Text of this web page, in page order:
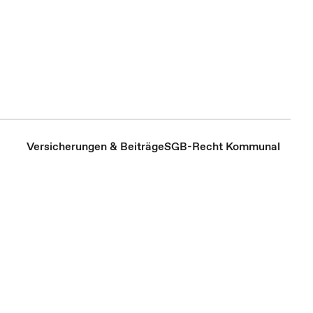
Versicherungen & BeiträgeSGB-Recht Kommunal